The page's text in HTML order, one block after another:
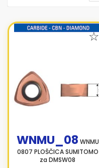
WNMU_08 WNMU
0807 PLOŠČICA SUMITOMO
za DMSW08